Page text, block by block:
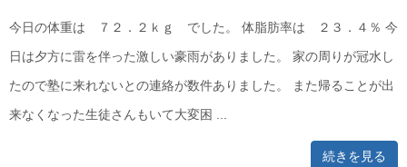
今日の体重は ７２．２ｋｇ でした。 体脂肪率は ２３．４％ 今
日は夕方に雷を伴った激しい豪雨がありました。 家の周りが冠水し
たので塾に来れないとの連絡が数件ありました。 また帰ることが出
来なくなった生徒さんもいて大変困 ...
続きを見る